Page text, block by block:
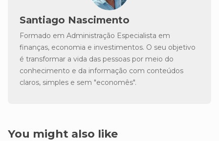
Santiago Nascimento
Formado em Administração Especialista em
finanças, economia e investimentos. O seu objetivo
é transformar a vida das pessoas por meio do
conhecimento e da informação com conteúdos
claros, simples e sem "economês".
You might also like